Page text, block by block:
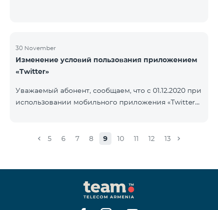
30 November
Изменение условий пользования приложением
«Twitter»
Уважаемый абонент, сообщаем, что с 01.12.2020 при
использовании мобильного приложения «Twitter»
Интернета, то тарификация будет осуществляться
согласно условиям вашего тарифного плана.
5 6 7 8 9 10 11 12 13